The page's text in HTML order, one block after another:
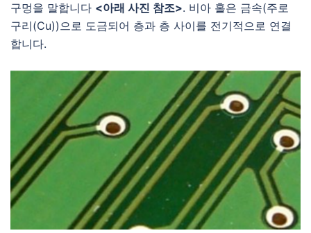
구멍을 말합니다 <아래 사진 참조>. 비아 홀은 금속(주로
구리(Cu))으로 도금되어 층과 층 사이를 전기적으로 연결
합니다.